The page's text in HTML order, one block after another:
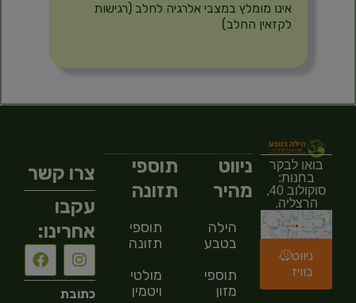
אינו מומלץ במצבי אלרגיה לחלב (רגישות
לקזאין החלב)
בואו לבקר
בחנות:
סוקולוב 40,
הרצליה.
ניווט
בוויז
ניווט
מהיר
הילה
בטבע
תוספי
מזון
תוספי
תזונה
תוספי
תזונה
מולטי
ויטמין
צרו קשר
עקבו
אחרינו:
כתובת